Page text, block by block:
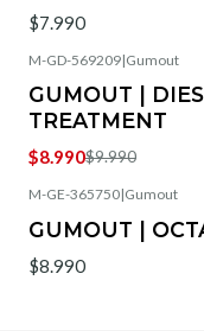
$7.990
Agotado
M-GD-569209|Gumout
GUMOUT |
TREATMENT
$8.990$9.990
M-GE-365750|Gumout
GUMOUT |
$8.990